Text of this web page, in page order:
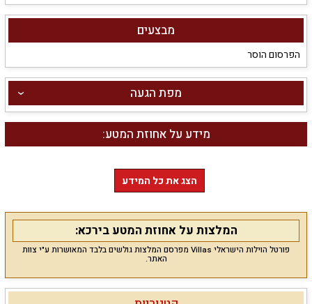
מבצעים
הפרסום הוסר
מפת הגעה
מידע על אחוזת המטע:
הצג את כל המידע
המלצות על אחוזת המטע בירכא:
פורטל הוילות הישראלי Villas מפרסם המלצות גולשים בלבד המאושרות ע"י צוות
האתר.